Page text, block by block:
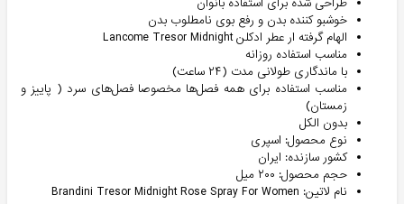
طراحی شده برای استفاده بانوان
خوشبو کننده بدن و رفع بوی نامطلوب بدن
الهام گرفته ار عطر ادکلن Lancome Tresor Midnight
مناسب استفاده روزانه
با ماندگاری طولانی مدت (۲۴ ساعت)
مناسب استفاده برای همه فصل‌ها مخصوصا فصل‌های سرد ( پاییز و
زمستان)
بدون الکل
نوع محصول: اسپری
کشور سازنده: ایران
حجم محصول: ۲۰۰ میل
نام لاتین: Brandini Tresor Midnight Rose Spray For Women